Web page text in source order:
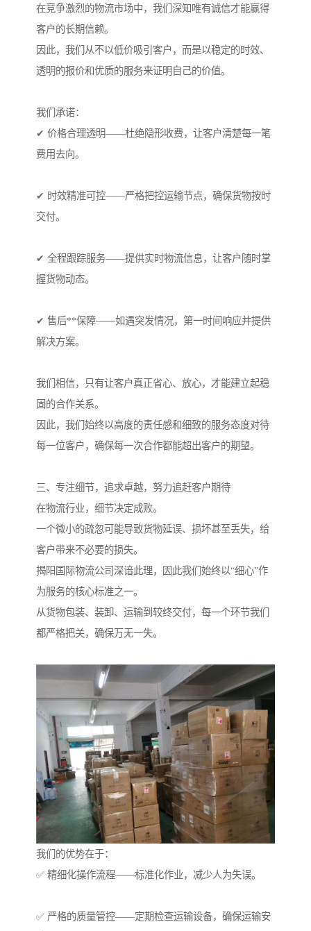
在竞争激烈的物流市场中，我们深知唯有诚信才能赢得
客户的长期信赖。
因此，我们从不以低价吸引客户，而是以稳定的时效、
透明的报价和优质的服务来证明自己的价值。
我们承诺：
✔ 价格合理透明——杜绝隐形收费，让客户清楚每一笔
费用去向。
✔ 时效精准可控——严格把控运输节点，确保货物按时
交付。
✔ 全程跟踪服务——提供实时物流信息，让客户随时掌
握货物动态。
✔ 售后**保障——如遇突发情况，第一时间响应并提供
解决方案。
我们相信，只有让客户真正省心、放心，才能建立起稳
固的合作关系。
因此，我们始终以高度的责任感和细致的服务态度对待
每一位客户，确保每一次合作都能超出客户的期望。
三、专注细节，追求卓越，努力追赶客户期待
在物流行业，细节决定成败。
一个微小的疏忽可能导致货物延误、损坏甚至丢失，给
客户带来不必要的损失。
揭阳国际物流公司深谙此理，因此我们始终以“细心”作
为服务的核心标准之一。
从货物包装、装卸、运输到较终交付，每一个环节我们
都严格把关，确保万无一失。
我们的优势在于：
✅ 精细化操作流程——标准化作业，减少人为失误。
✅ 严格的质量管控——定期检查运输设备，确保运输安